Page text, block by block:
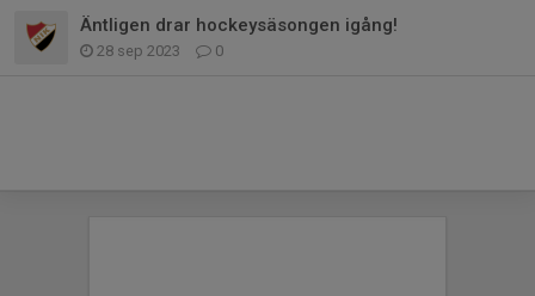
Äntligen drar hockeysäsongen igång!
28 sep 2023 0